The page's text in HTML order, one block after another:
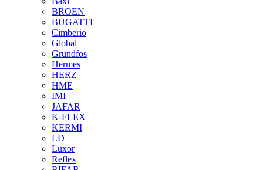
BROEN
BUGATTI
Cimberio
Global
Grundfos
Hermes
HERZ
HME
IMI
JAFAR
K-FLEX
KERMI
LD
Luxor
Reflex